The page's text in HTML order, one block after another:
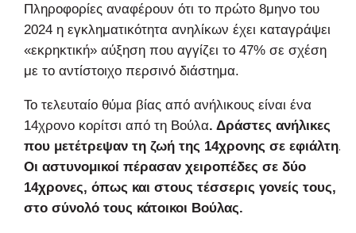
Πληροφορίες αναφέρουν ότι το πρώτο 8μηνο του
2024 η εγκληματικότητα ανηλίκων έχει καταγράψει
«εκρηκτική» αύξηση που αγγίζει το 47% σε σχέση
με το αντίστοιχο περσινό διάστημα.
Το τελευταίο θύμα βίας από ανήλικους είναι ένα
14χρονο κορίτσι από τη Βούλα. Δράστες ανήλικες
που μετέτρεψαν τη ζωή της 14χρονης σε εφιάλτη.
Οι αστυνομικοί πέρασαν χειροπέδες σε δύο
14χρονες, όπως και στους τέσσερις γονείς τους,
στο σύνολό τους κάτοικοι Βούλας.